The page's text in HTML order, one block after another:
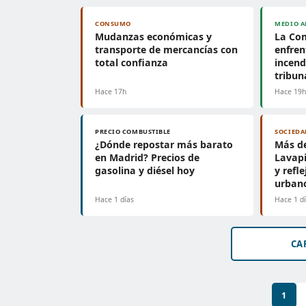
CONSUMO
Mudanzas económicas y
transporte de mercancías con
total confianza
Hace 17h
MEDIO
La
Hace 19h
PRECIO COMBUSTIBLE
¿Dónde repostar más barato
en Madrid? Precios de
gasolina y diésel hoy
Hace 1 días
Más
y
Hace 1
1